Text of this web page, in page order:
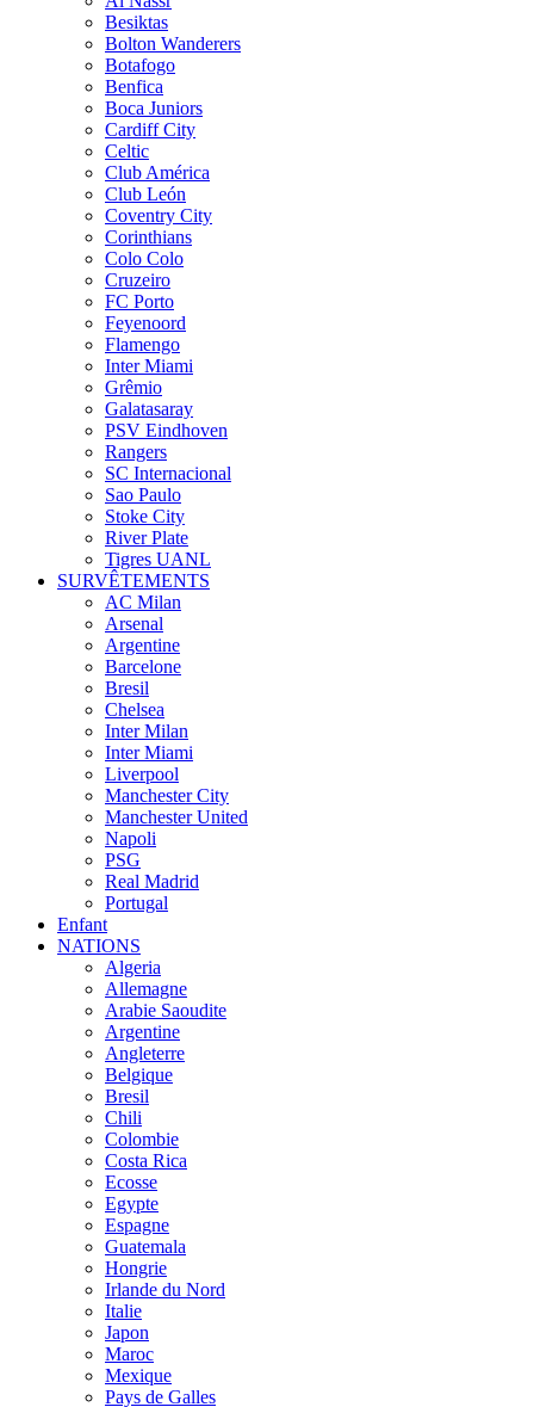
Besiktas
Bolton Wanderers
Botafogo
Benfica
Boca Juniors
Cardiff City
Celtic
Club América
Club León
Coventry City
Corinthians
Colo Colo
Cruzeiro
FC Porto
Feyenoord
Flamengo
Inter Miami
Grêmio
Galatasaray
PSV Eindhoven
Rangers
SC Internacional
Sao Paulo
Stoke City
River Plate
Tigres UANL
SURVÊTEMENTS
AC Milan
Arsenal
Argentine
Barcelone
Bresil
Chelsea
Inter Milan
Inter Miami
Liverpool
Manchester City
Manchester United
Napoli
PSG
Real Madrid
Portugal
Enfant
NATIONS
Algeria
Allemagne
Arabie Saoudite
Argentine
Angleterre
Belgique
Bresil
Chili
Colombie
Costa Rica
Ecosse
Egypte
Espagne
Guatemala
Hongrie
Irlande du Nord
Italie
Japon
Maroc
Mexique
Pays de Galles